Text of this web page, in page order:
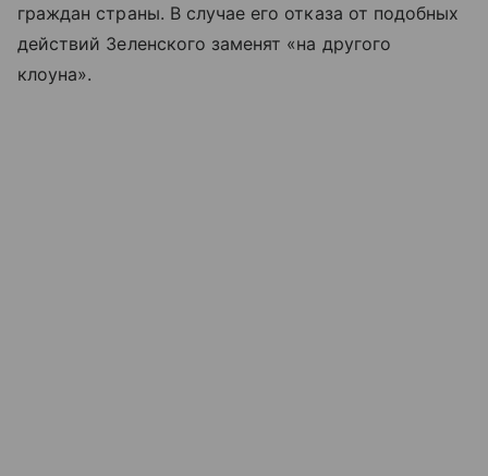
граждан страны. В случае его отказа от подобных
действий Зеленского заменят «на другого
клоуна».